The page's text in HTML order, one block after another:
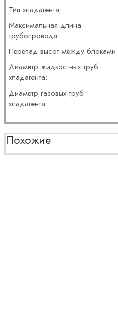
Тип хладагента:
Максимальная длина
трубопровода:
Перепад высот между блоками:
Диаметр жидкостных труб
хладагента:
Диаметр газовых труб
хладагента:
Похожие